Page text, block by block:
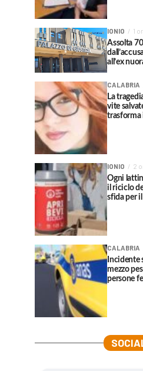
IONIO 1
Assolta
all’ex
CALABRIA
La
vite
trasforma
IONIO 2
Ogni
il riciclo
sfida per
CALABRIA
Incidente
mezzo
persone